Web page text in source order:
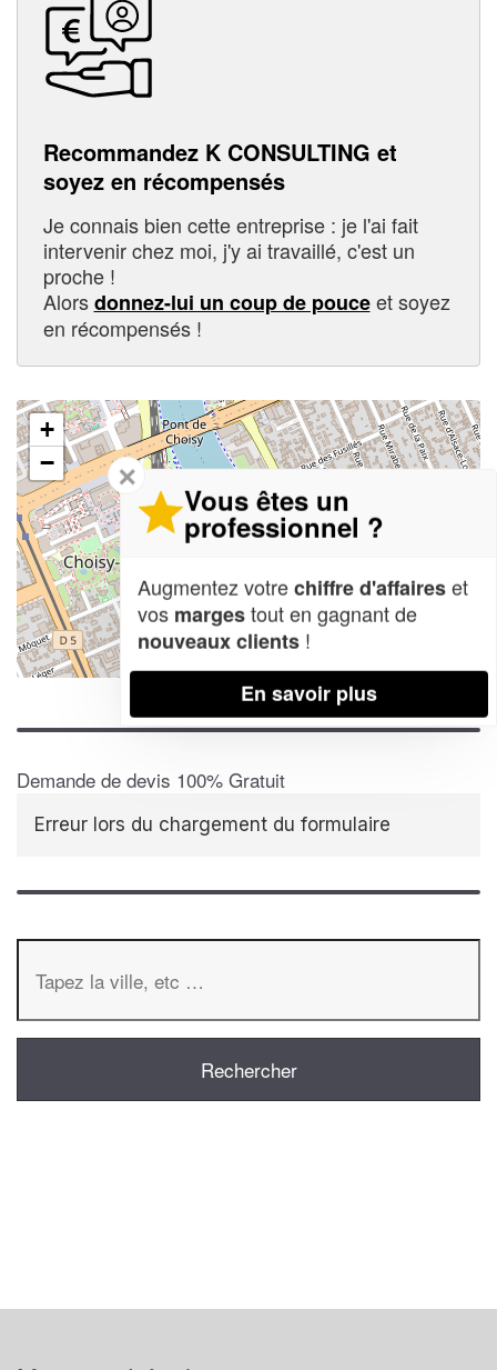
Recommandez K CONSULTING et
soyez en récompensés
Je connais bien cette entreprise : je l'ai fait
intervenir chez moi, j'y ai travaillé, c'est un
proche !
Alorsdonnez-lui un coup de pouceet soyez
en récompensés !
+
−
Leaflet| Map data ©OpenStreetMap contributors,CC-BY-SA
Demande de devis 100% Gratuit
Erreur lors du chargement du formulaire
✕
Vous êtes un
professionnel ?
Augmentez votrechiffre d'affaireset
vos margestout en gagnant de
nouveaux clients !
En savoir plus